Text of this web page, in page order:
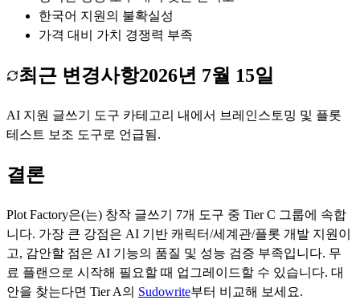
한국어 지원의 불확실성
가격 대비 가치 경쟁력 부족
최근 변경사항2026년 7월 15일
AI 지원 글쓰기 도구 카테고리 내에서 브레인스토밍 및 플롯
테스트 보조 도구로 언급됨.
결론
Plot Factory은(는) 창작 글쓰기 7개 도구 중 TierC 그룹에 속합
니다. 가장 큰 강점은 AI 기반 캐릭터/세계관/플롯 개발 지원 이
고, 감안할 점은 AI 기능의 품질 및 성능 검증 부족입니다. 무
료 플랜으로 시작해 필요할 때 업그레이드할 수 있습니다. 대
안을 찾는다면 TierA의 Sudowrite부터 비교해 보세요.